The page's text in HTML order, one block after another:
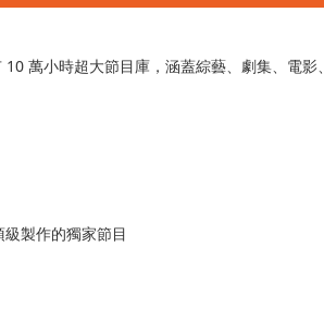
10 萬小時超大節目庫，涵蓋綜藝、劇集、電影、
製作的獨家節目